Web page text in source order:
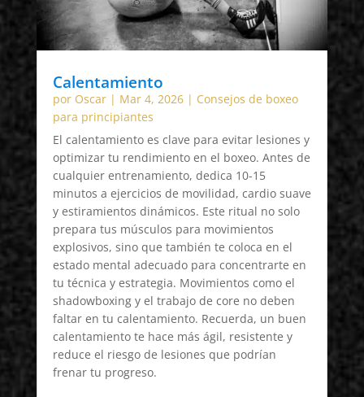
Calentamiento
por Oscar| Mar 4, 2026| Consejos de boxeo
para principiantes
El calentamiento es clave para evitar lesiones y
optimizar tu rendimiento en el boxeo. Antes de
cualquier entrenamiento, dedica 10-15
minutos a ejercicios de movilidad, cardio suave
y estiramientos dinámicos. Este ritual no solo
prepara tus músculos para movimientos
explosivos, sino que también te coloca en el
estado mental adecuado para concentrarte en
tu técnica y estrategia. Movimientos como el
shadowboxing y el trabajo de core no deben
faltar en tu calentamiento. Recuerda, un buen
calentamiento te hace más ágil, resistente y
reduce el riesgo de lesiones que podrían
frenar tu progreso.